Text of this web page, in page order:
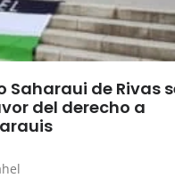
Saharaui de Rivas
del derecho a